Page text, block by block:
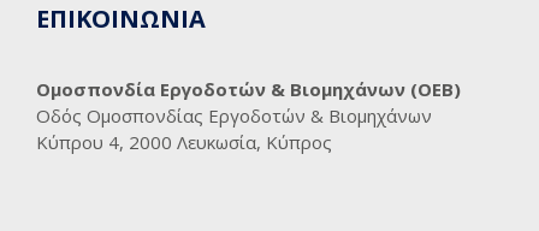
ΕΠΙΚΟΙΝΩΝΙΑ
Ομοσπονδία Εργοδοτών & Βιομηχάνων (ΟΕΒ)
Οδός Ομοσπονδίας Εργοδοτών & Βιομηχάνων
Κύπρου 4, 2000 Λευκωσία, Κύπρος